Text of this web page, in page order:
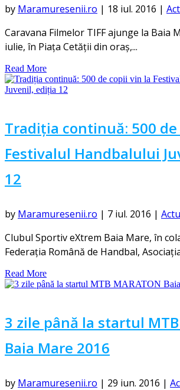
by Maramuresenii.ro | 18 iul. 2016 |
Caravana Filmelor TIFF ajunge la Baia
iulie, în Piața Cetății din oraș,...
Read More
Tradiția continuă: 500
Festivalul Handbalului
12
by Maramuresenii.ro | 7 iul. 2016 |
Clubul Sportiv eXtrem Baia Mare, în
Federația Română de Handbal,
Read More
3 zile până la startul MTB
Baia Mare 2016
by Maramuresenii.ro | 29 iun. 2016 |